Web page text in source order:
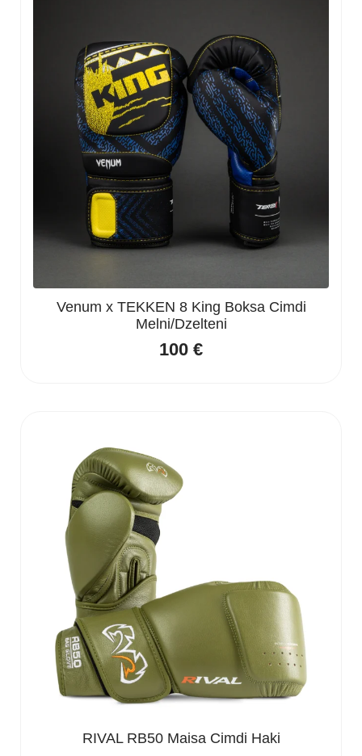
Venum x TEKKEN 8 King Boksa Cimdi
Melni/Dzelteni
100 €
RIVAL RB50 Maisa Cimdi Haki